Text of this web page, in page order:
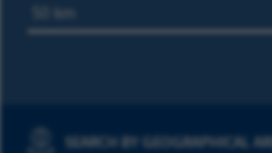
SEARCH BY GEOGRAPHICAL